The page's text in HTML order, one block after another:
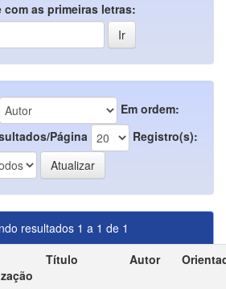
com as primeiras letras:
Em ordem:
Página
Registro(s):
resultados 1 a 1 de 1
Título Autor